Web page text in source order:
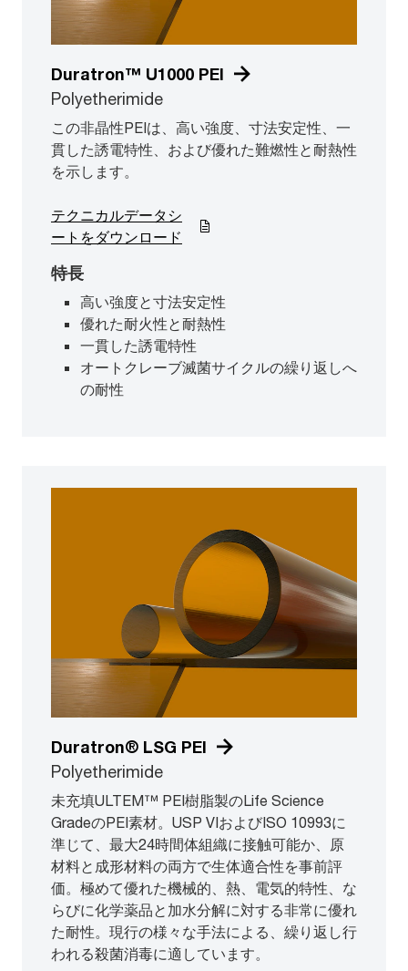
Duratron™ U1000 PEI
Polyetherimide
この非晶性PEIは、高い強度、寸法安定性、一
貫した誘電特性、および優れた難燃性と耐熱性
を示します。
特長
高い強度と寸法安定性
優れた耐火性と耐熱性
一貫した誘電特性
オートクレーブ滅菌サイクルの繰り返しへ
の耐性
テクニカルデータシ
ートをダウンロード
Duratron® LSG PEI
Polyetherimide
未充填ULTEM™ PEI樹脂製のLife Science
GradeのPEI素材。USP VIおよびISO 10993に
準じて、最大24時間体組織に接触可能か、原
材料と成形材料の両方で生体適合性を事前評
価。極めて優れた機械的、熱、電気的特性、な
らびに化学薬品と加水分解に対する非常に優れ
た耐性。現行の様々な手法による、繰り返し行
われる殺菌消毒に適しています。